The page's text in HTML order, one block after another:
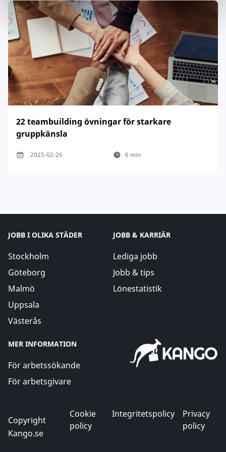
22 teambuilding övningar för starkare
gruppkänsla
2025-02-26 6 min
JOBB I OLIKA STÄDER
Stockholm
Göteborg
Malmö
Uppsala
Västerås
JOBB & KARRIÄR
Lediga jobb
Jobb & tips
Lönestatistik
MER INFORMATION
För arbetssökande
För arbetsgivare
Copyright
Kango.se
Cookie
policy
Integritetspolicy
Privacy
policy